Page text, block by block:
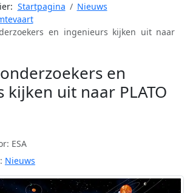
Startpagina
Nieuws
en ingenieurs kijken uit naar
en
kijken uit naar PLATO
ESA
Nieuws